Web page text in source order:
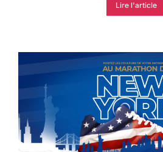
Lire l'article